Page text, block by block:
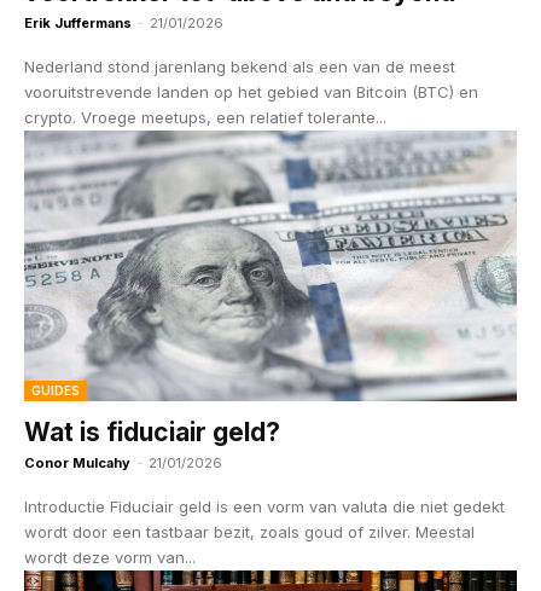
Erik Juffermans - 21/01/2026
Nederland stond jarenlang bekend als een van de meest
vooruitstrevende landen op het gebied van Bitcoin (BTC) en
crypto. Vroege meetups, een relatief tolerante...
GUIDES
Wat is fiduciair geld?
Conor Mulcahy - 21/01/2026
Introductie Fiduciair geld is een vorm van valuta die niet gedekt
wordt door een tastbaar bezit, zoals goud of zilver. Meestal
wordt deze vorm van...